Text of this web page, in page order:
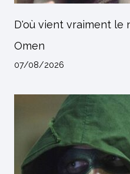
D'où vient vraiment le
Omen
07/08/2026